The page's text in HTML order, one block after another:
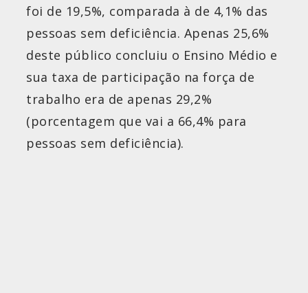
foi de 19,5%, comparada à de 4,1% das
pessoas sem deficiência. Apenas 25,6%
deste público concluiu o Ensino Médio e
sua taxa de participação na força de
trabalho era de apenas 29,2%
(porcentagem que vai a 66,4% para
pessoas sem deficiência).